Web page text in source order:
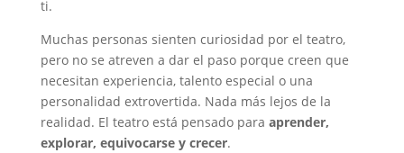
ti.
Muchas personas sienten curiosidad por el teatro,
pero no se atreven a dar el paso porque creen que
necesitan experiencia, talento especial o una
personalidad extrovertida. Nada más lejos de la
realidad. El teatro está pensado para aprender,
explorar, equivocarse y crecer.